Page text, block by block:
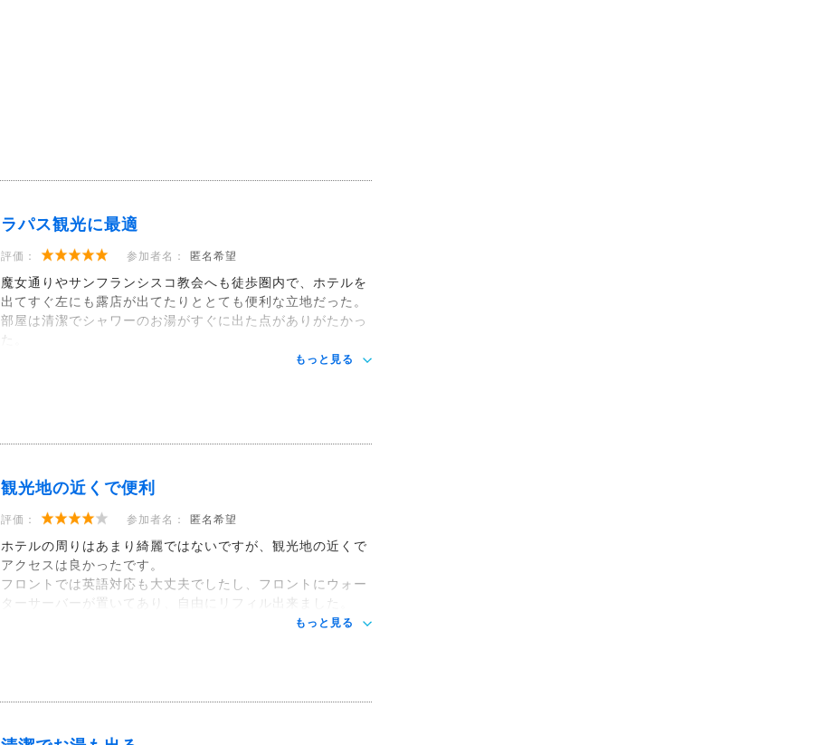
ラパス観光に最適
評価： 参加者名： 匿名希望
魔女通りやサンフランシスコ教会へも徒歩圏内で、ホテルを
出てすぐ左にも露店が出てたりととても便利な立地だった。
部屋は清潔でシャワーのお湯がすぐに出た点がありがたかっ
た。
もっと見る
観光地の近くで便利
評価： 参加者名： 匿名希望
ホテルの周りはあまり綺麗ではないですが、観光地の近くで
アクセスは良かったです。
フロントでは英語対応も大丈夫でしたし、フロントにウォー
ターサーバーが置いてあり、自由にリフィル出来ました。
もっと見る